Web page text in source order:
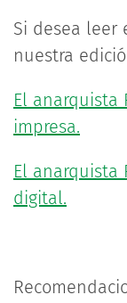
Si desea leer
nuestra
El anarquista
impresa.
El anarquista
digital.